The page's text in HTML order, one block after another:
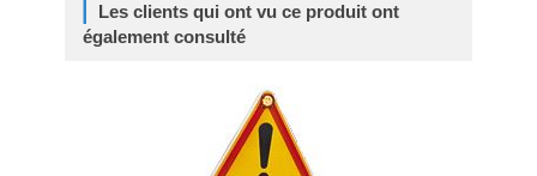
Les clients qui ont vu ce produit ont
également consulté